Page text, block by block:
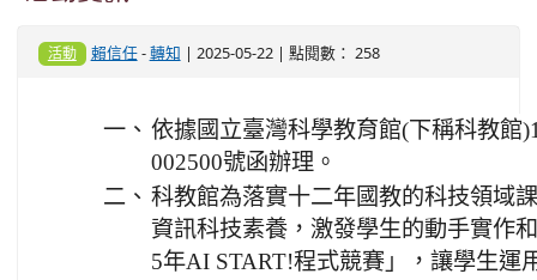
活動 賴信任-轉知 | 2025-05-22 | 點閱數： 258
一、 依據國立臺灣科學教育館(下稱科教館
002500號函辦理。
二、 科教館為落實十二年國教的科技領域
資訊科技素養，激發學生的動手實作
5年AI START!程式競賽」，讓學生運